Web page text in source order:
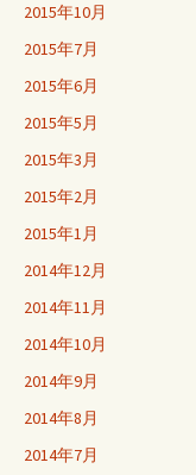
2015年10月
2015年7月
2015年6月
2015年5月
2015年3月
2015年2月
2015年1月
2014年12月
2014年11月
2014年10月
2014年9月
2014年8月
2014年7月